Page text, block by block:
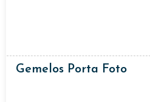
Gemelos Porta Foto